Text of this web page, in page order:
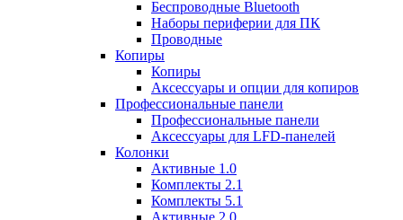
Беспроводные Bluetooth
Наборы периферии для ПК
Проводные
Копиры
Копиры
Аксессуары и опции для копиров
Профессиональные панели
Профессиональные панели
Аксессуары для LFD-панелей
Колонки
Активные 1.0
Комплекты 2.1
Комплекты 5.1
Активные 2.0